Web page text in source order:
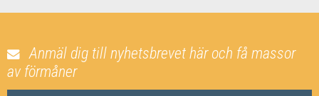
Anmäl dig till nyhetsbrevet här och få massor
av förmåner